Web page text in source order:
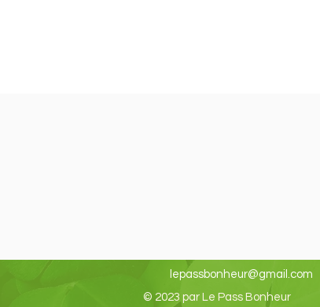
lepassbonheur@gmail.com
© 2023 par Le Pass Bonheur